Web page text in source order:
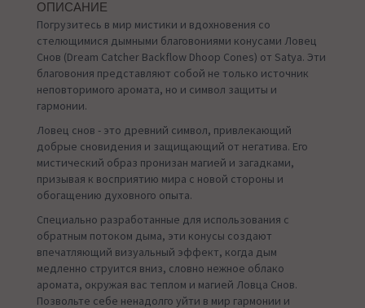
ОПИСАНИЕ
Погрузитесь в мир мистики и вдохновения со
стелющимися дымными благовониями конусами Ловец
Снов (Dream Catcher Backflow Dhoop Cones) от Satya. Эти
благовония представляют собой не только источник
неповторимого аромата, но и символ защиты и
гармонии.
Ловец снов - это древний символ, привлекающий
добрые сновидения и защищающий от негатива. Его
мистический образ пронизан магией и загадками,
призывая к восприятию мира с новой стороны и
обогащению духовного опыта.
Специально разработанные для использования с
обратным потоком дыма, эти конусы создают
впечатляющий визуальный эффект, когда дым
медленно струится вниз, словно нежное облако
аромата, окружая вас теплом и магией Ловца Снов.
Позвольте себе ненадолго уйти в мир гармонии и